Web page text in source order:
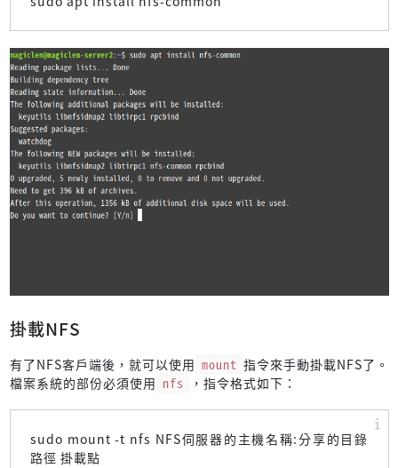
掛載NFS
有了NFS客戶端後，就可以使用 mount 指令來手動掛載NFS了。
檔案系統的部份必須使用 nfs ，指令格式如下：
sudo mount -t nfs NFS伺服器的主機名稱:分享的目錄
路徑 掛載點